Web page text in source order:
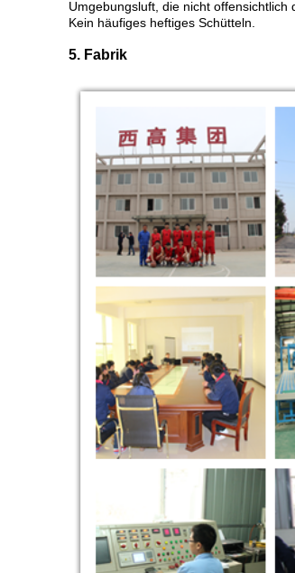
Umgebungsluft, die nicht offensichtlich
Kein häufiges heftiges Schütteln.
5. Fabrik